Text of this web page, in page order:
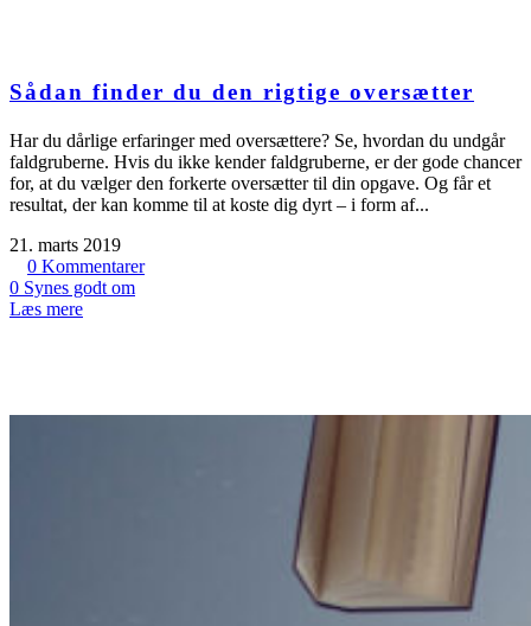
Sådan finder du den rigtige oversætter
Har du dårlige erfaringer med oversættere? Se, hvordan du undgår
faldgruberne. Hvis du ikke kender faldgruberne, er der gode chancer
for, at du vælger den forkerte oversætter til din opgave. Og får et
resultat, der kan komme til at koste dig dyrt – i form af...
21. marts 2019
0 Kommentarer
0 Synes godt om
Læs mere